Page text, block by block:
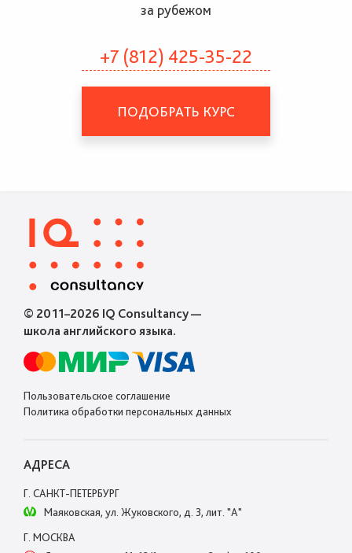
за рубежом
+7 (812) 425-35-22
ПОДОБРАТЬ КУРС
© 2011–2026 IQ Consultancy —
школа английского языка.
Пользовательское соглашение
Политика обработки персональных данных
АДРЕСА
Г. САНКТ-ПЕТЕРБУРГ
Маяковская, ул. Жуковского, д. 3, лит. "А"
Г. МОСКВА